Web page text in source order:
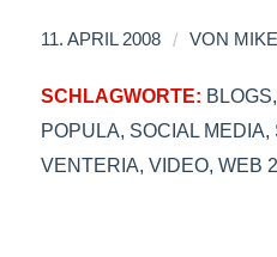
11. APRIL 2008 / VON
SCHLAGWORTE: BLOGS,
POPULA, SOCIAL MEDIA,
VENTERIA, VIDEO, WEB